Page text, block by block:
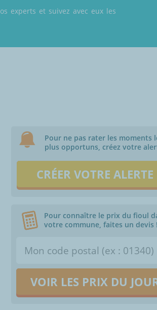
experts et suivez avec eux les
Pour ne pas rater les moments
plus opportuns, créez votre
CRÉER VOTRE ALERTE
Pour connaître le prix du fioul
votre commune, faites un devis !
VOIR LES PRIX DU